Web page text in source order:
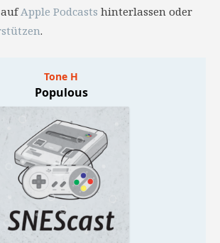
aufApple Podcasts hinterlassen oder
.